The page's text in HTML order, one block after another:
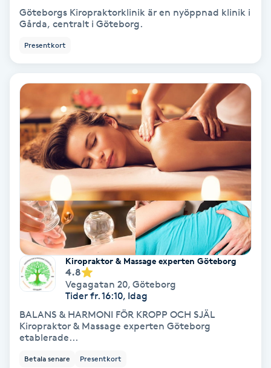
Blowout
Brynformning
Brynfärgning
Brynplockning
Bröllopsuppsättning
Celluliter
Coachning
Cryoterapi
Göteborgs Kiropraktorklinik är en nyöppnad klinik i
Gårda, centralt i Göteborg.
Presentkort
Kiropraktor & Massage experten Göteborg
4.8
Vegagatan 20, Göteborg
Tider fr. 16:10, Idag
BALANS & HARMONI FÖR KROPP OCH SJÄL
Kiropraktor & Massage experten Göteborg
etablerade...
Betala senare Presentkort